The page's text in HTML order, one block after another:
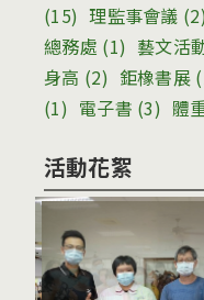
(15) 理監事會議 (2)
總務處 (1) 藝文活
身高 (2) 鉅橡書展
(1) 電子書 (3) 體
活動花絮